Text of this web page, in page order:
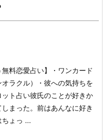
料恋愛占い】
・ワンカード
ラクル）
・彼への気持ちを
ット占い彼氏のことが好きか
まった。 前はあんなに好き
ちょっ ...